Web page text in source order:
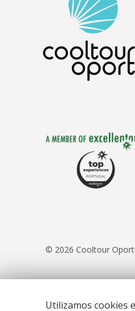
© 2026 Cooltour
Utilizamos cookies